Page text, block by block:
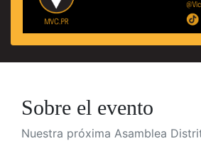
Sobre el evento
Nuestra próxima Asamblea